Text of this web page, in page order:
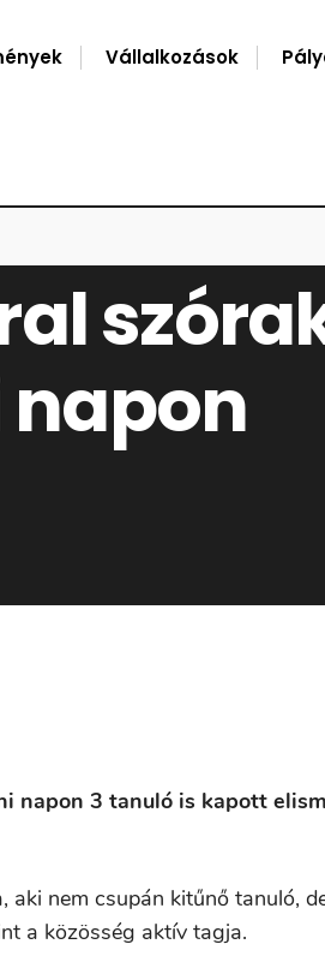
Vállalkozások
napon 3 tanuló is kapott
nem csupán kitűnő tanuló,
a közösség aktív tagja.